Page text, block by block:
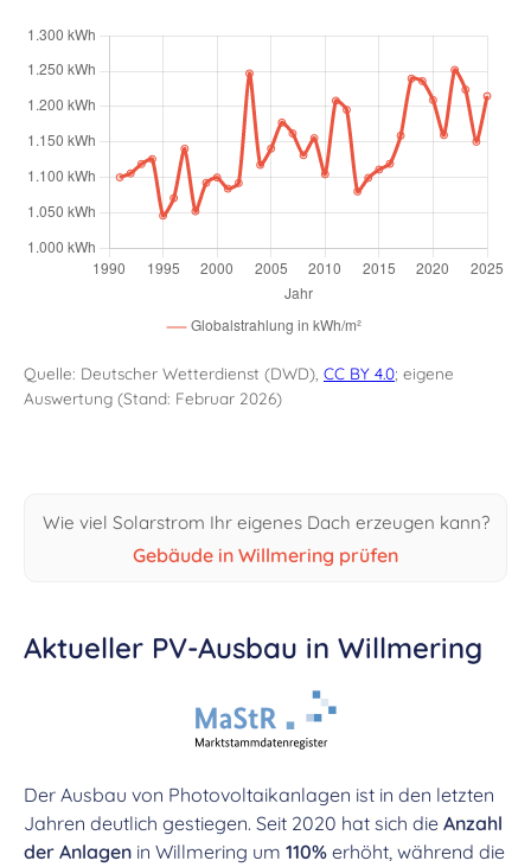
Quelle: Deutscher Wetterdienst (DWD), CC BY 4.0; eigene
Auswertung (Stand: Februar 2026)
Wie viel Solarstrom Ihr eigenes Dach erzeugen kann?
Gebäude in Willmering prüfen
Aktueller PV-Ausbau in Willmering
Der Ausbau von Photovoltaikanlagen ist in den letzten
Jahren deutlich gestiegen. Seit 2020 hat sich die Anzahl
der Anlagen in Willmering um 110% erhöht, während die